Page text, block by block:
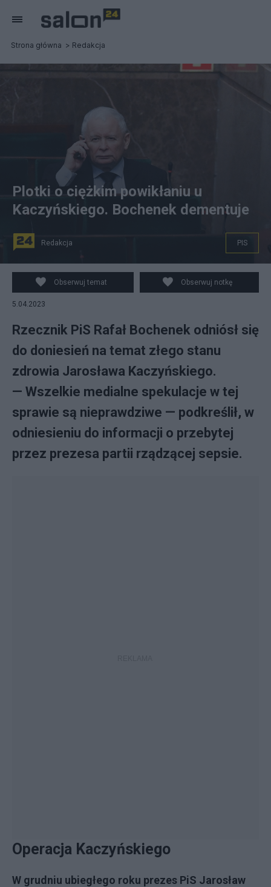
Strona główna Redakcja
Rzecznik PiS Rafał Bochenek skomentował doniesienia
na temat stanu zdrowia Jarosława Kaczyńskiego. (fot.
PAP)
Plotki o ciężkim powikłaniu u
Kaczyńskiego. Bochenek dementuje
Redakcja PIS
Obserwuj temat Obserwuj notkę
5.04.2023
Rzecznik PiS Rafał Bochenek odniósł się
do doniesień na temat złego stanu
zdrowia Jarosława Kaczyńskiego.
— Wszelkie medialne spekulacje w tej
sprawie są nieprawdziwe — podkreślił, w
odniesieniu do informacji o przebytej
przez prezesa partii rządzącej sepsie.
Operacja Kaczyńskiego
W grudniu ubiegłego roku prezes PiS Jarosław